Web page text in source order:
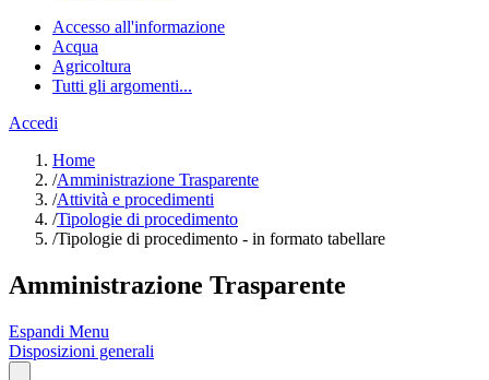
Accesso all'informazione
Acqua
Agricoltura
Tutti gli argomenti...
Accedi
Home
/Amministrazione Trasparente
/Attività e procedimenti
/Tipologie di procedimento
/Tipologie di procedimento - in formato tabellare
Amministrazione Trasparente
Espandi Menu
Disposizioni generali